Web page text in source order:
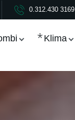
0.312.430 3169
Klima